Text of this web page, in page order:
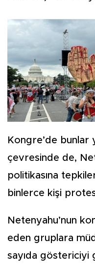
Kongre’de bunlar
çevresinde de,
politikasına
binlerce kişi
Netenyahu’nun
eden gruplara
sayıda göstericiyi